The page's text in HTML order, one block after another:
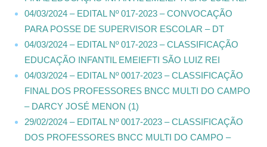
04/03/2024 – EDITAL Nº 017-2023 – CONVOCAÇÃO
PARA POSSE DE SUPERVISOR ESCOLAR – DT
04/03/2024 – EDITAL Nº 017-2023 – CLASSIFICAÇÃO
EDUCAÇÃO INFANTIL EMEIEFTI SÃO LUIZ REI
04/03/2024 – EDITAL Nº 0017-2023 – CLASSIFICAÇÃO
FINAL DOS PROFESSORES BNCC MULTI DO CAMPO
– DARCY JOSÉ MENON (1)
29/02/2024 – EDITAL Nº 0017-2023 – CLASSIFICAÇÃO
DOS PROFESSORES BNCC MULTI DO CAMPO –